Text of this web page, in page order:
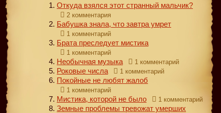
Откуда взялся этот странный мальчик?
2 комментария
Бабушка знала, что завтра умрет
1 комментарий
Брата преследует мистика
1 комментарий
Необычная музыка 1 комментарий
Роковые числа 1 комментарий
Покойные не любят жалоб
1 комментарий
Мистика, которой не было 1 комментарий
Земные проблемы тревожат умерших